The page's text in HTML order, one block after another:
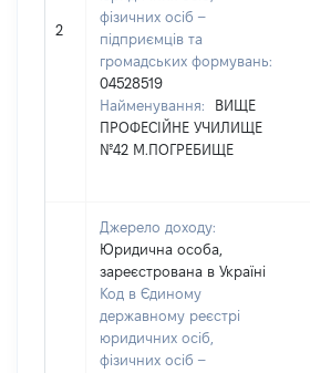
2
фізичних осіб –
підприємців та
громадських формувань:
04528519
Найменування:
ВИЩЕ
ПРОФЕСІЙНЕ УЧИЛИЩЕ
№42 М.ПОГРЕБИЩЕ
Джерело доходу:
Юридична особа,
зареєстрована в Україні
Код в Єдиному
державному реєстрі
юридичних осіб,
фізичних осіб –